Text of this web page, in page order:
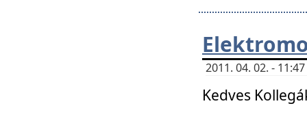
2011. 04. 02. -
Kedves